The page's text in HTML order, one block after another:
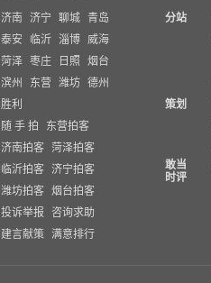
济南 济宁 聊城 青岛
泰安
临沂 淄博 威海
菏泽 枣庄 日照
烟台
滨州
东营 潍坊 德州
胜利
随 手 拍
东营拍客
济南拍客 菏泽拍客
临沂拍客 济宁拍客
潍坊拍客 烟台拍客
投诉举报
咨询求助
建言献策 满意排行
分站
策划
敢当
时评